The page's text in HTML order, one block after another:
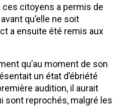
ces citoyens a permis de
qu’elle ne soit
a ensuite été remis aux
qu’au moment de son
un état d’ébriété
audition, il aurait
sont reprochés, malgré les